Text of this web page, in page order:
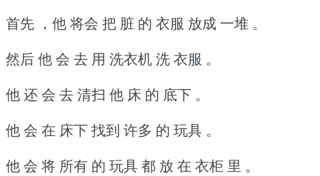
首先 ，他 将会 把 脏 的 衣服 放成 一堆 。
然后 他 会 去 用 洗衣机 洗 衣服 。
他 还 会 去 清扫 他 床 的 底下 。
他 会 在 床下 找到 许多 的 玩具 。
他 会 将 所有 的 玩具 都 放 在 衣柜 里 。